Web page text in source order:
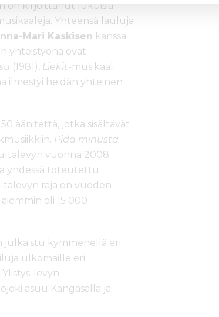
on kirjoittanut lukuisia
Yhteensä lauluja
Mari Kaskisen kanssa
yhteistyönä ovat
(1981), Liekit-musikaali
ilmestyi heidän yhteinen
äänitettä, jotka sisältävät
Pidä minusta
vuonna 2008.
yhdessä toteutettu
raja on vuoden
oli 15 000
julkaistu kymmenellä eri
ulkomaille eri
levyn
asuu Kangasalla ja